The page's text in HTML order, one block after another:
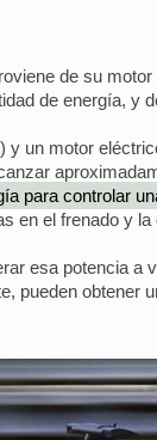
de su
de energía, y
un motor
para controlar
el frenado y
esa potencia
pueden obtener